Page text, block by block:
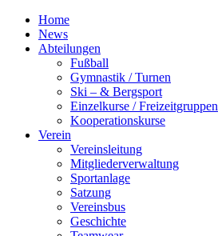
Home
News
Abteilungen
Fußball
Gymnastik / Turnen
Ski – & Bergsport
Einzelkurse / Freizeitgruppen
Kooperationskurse
Verein
Vereinsleitung
Mitgliederverwaltung
Sportanlage
Satzung
Vereinsbus
Geschichte